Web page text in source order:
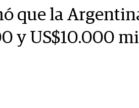
que la
y US$10.000